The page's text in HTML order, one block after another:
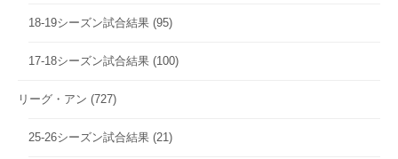
18-19シーズン試合結果 (95)
17-18シーズン試合結果 (100)
リーグ・アン (727)
25-26シーズン試合結果 (21)